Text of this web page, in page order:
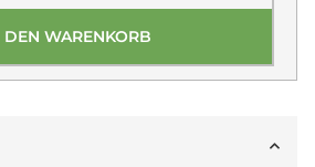
DEN WARENKORB